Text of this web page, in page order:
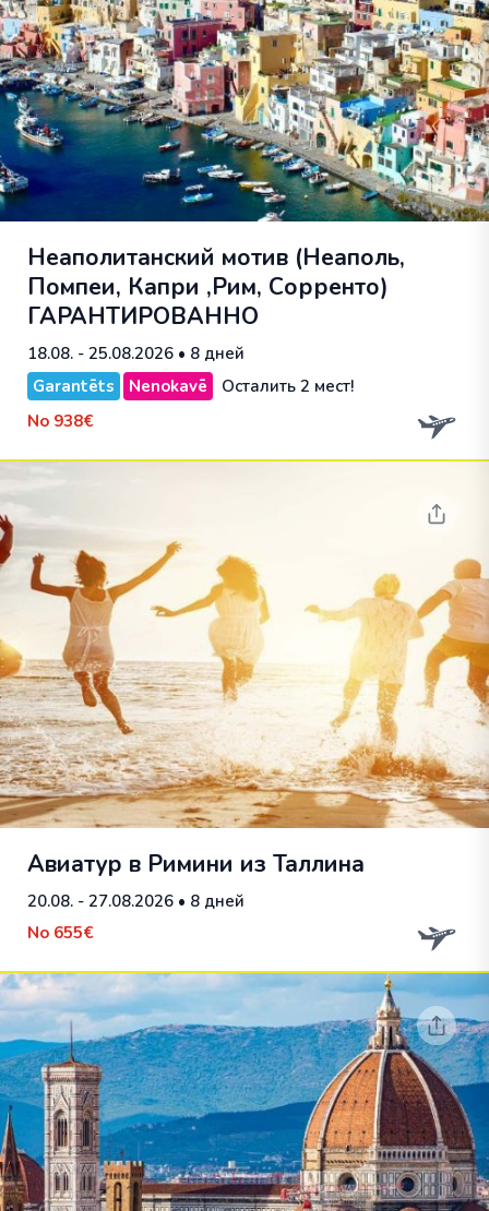
Неаполитанский мотив (Неаполь,
Помпеи, Капри ,Рим, Сорренто)
ГАРАНТИРОВАННО
18.08. - 25.08.2026 • 8 дней
Garantēts
Nenokavē
Осталить 2 мест!
No 938€
Авиатур в Римини из Таллина
20.08. - 27.08.2026 • 8 дней
No 655€